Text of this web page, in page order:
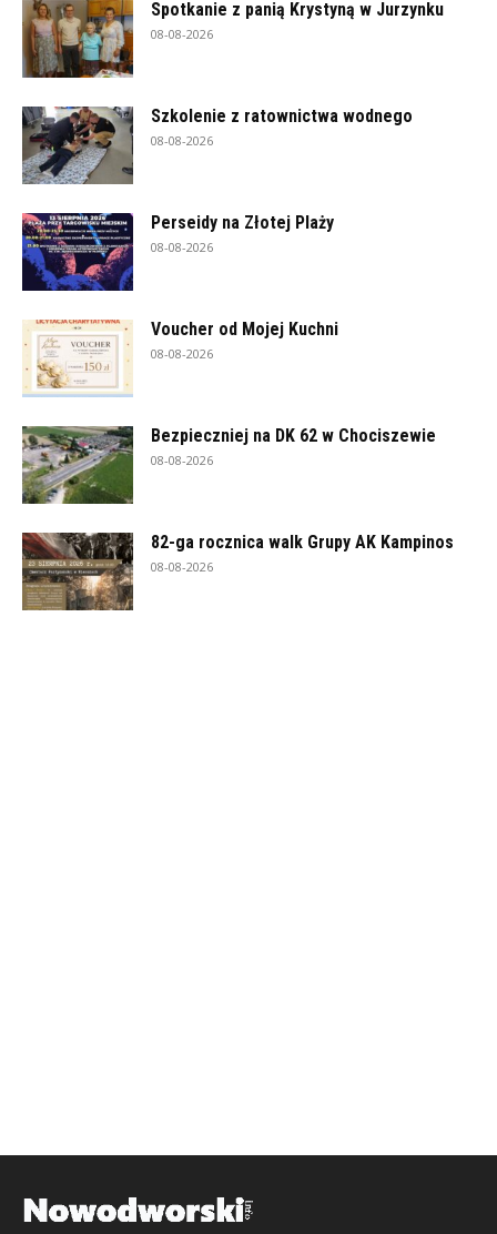
Spotkanie z panią Krystyną w Jurzynku
08-08-2026
Szkolenie z ratownictwa wodnego
08-08-2026
Perseidy na Złotej Plaży
08-08-2026
Voucher od Mojej Kuchni
08-08-2026
Bezpieczniej na DK 62 w Chociszewie
08-08-2026
82-ga rocznica walk Grupy AK Kampinos
08-08-2026